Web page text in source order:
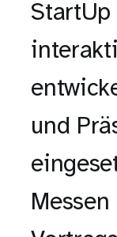
StartUp
und
Messen